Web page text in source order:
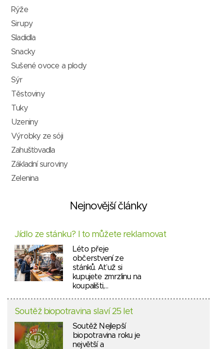
Rýže
Sirupy
Sladidla
Snacky
Sušené ovoce a plody
Sýr
Těstoviny
Tuky
Uzeniny
Výrobky ze sóji
Zahušťovadla
Základní suroviny
Zelenina
Nejnovější články
Jídlo ze stánku? I to můžete reklamovat
Léto přeje
občerstvení ze
stánků. Ať už si
kupujete zmrzlinu na
koupališti,…
Soutěž biopotravina slaví 25 let
Soutěž Nejlepší
biopotravina roku je
největší a